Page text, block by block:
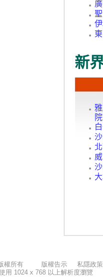
權所有 版權告示 私隱政策
用 1024 x 768 以上解析度瀏覽